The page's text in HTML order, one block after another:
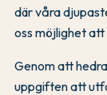
där våra
oss möjlighet
Genom att
uppgiften att